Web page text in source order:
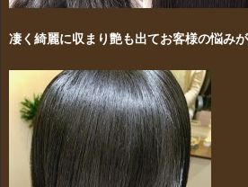
凄く綺麗に収まり艶も出てお客様の悩み